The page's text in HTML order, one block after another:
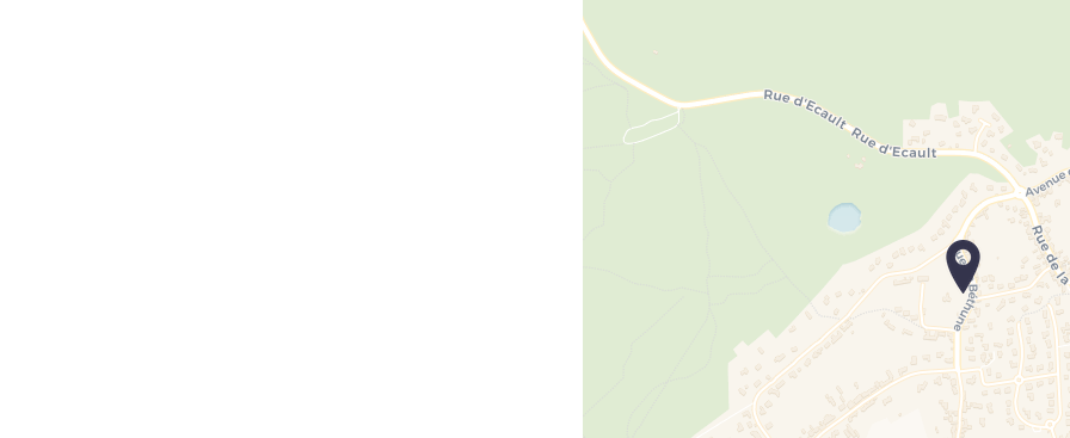
If you see this after your page is